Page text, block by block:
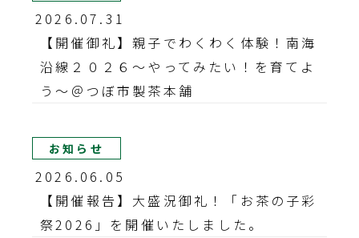
2026.07.31
【開催御礼】親子でわくわく体験！南海
沿線２０２６～やってみたい！を育てよ
う～＠つぼ市製茶本舗
お知らせ
2026.06.05
【開催報告】大盛況御礼！「お茶の子彩
祭2026」を開催いたしました。